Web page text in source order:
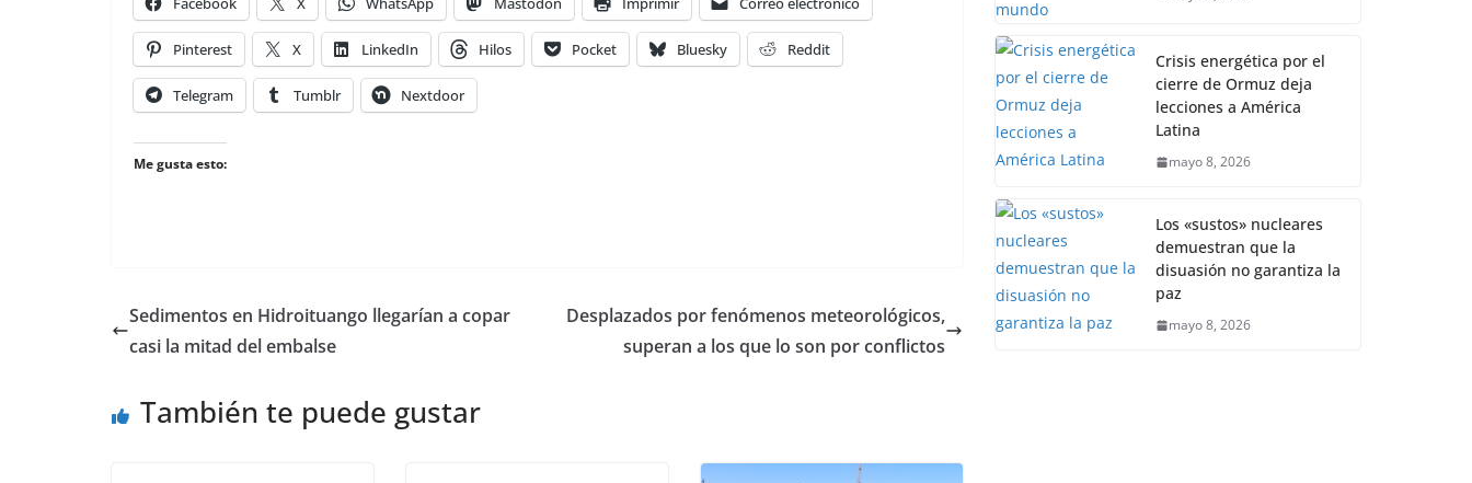
Pinterest X LinkedIn Hilos Pocket Bluesky Reddit
Telegram Tumblr Nextdoor
Me gusta esto:
Sedimentos en Hidroituango llegarían a copar
casi la mitad del embalse
Desplazados por fenómenos meteorológicos,
superan a los que lo son por conflictos
También te puede gustar
Crisis energética por el
cierre de Ormuz deja
lecciones a América
Latina
mayo 8, 2026
Los «sustos» nucleares
demuestran que la
disuasión no garantiza la
paz
mayo 8, 2026